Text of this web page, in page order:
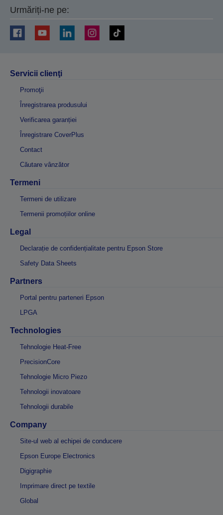
Urmăriți-ne pe:
Servicii clienţi
Promoţii
Înregistrarea produsului
Verificarea garanției
Înregistrare CoverPlus
Contact
Căutare vânzător
Termeni
Termeni de utilizare
Termenii promoțiilor online
Legal
Declarație de confidențialitate pentru Epson Store
Safety Data Sheets
Partners
Portal pentru parteneri Epson
LPGA
Technologies
Tehnologie Heat-Free
PrecisionCore
Tehnologie Micro Piezo
Tehnologii inovatoare
Tehnologii durabile
Company
Site-ul web al echipei de conducere
Epson Europe Electronics
Digigraphie
Imprimare direct pe textile
Global